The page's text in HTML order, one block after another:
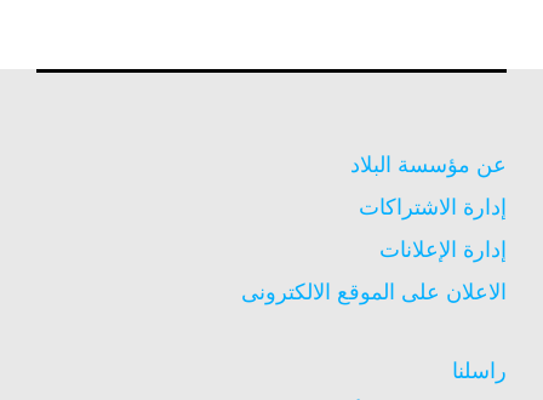
عن مؤسسة البلاد
إدارة الاشتراكات
إدارة الإعلانات
الاعلان على الموقع الالكترونى
راسلنا